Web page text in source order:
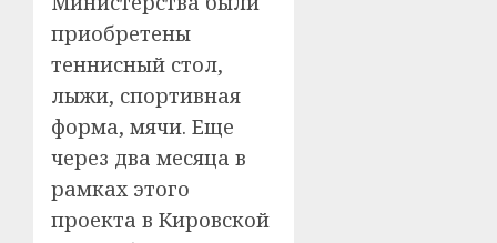
приобретены
теннисный стол,
лыжи, спортивная
форма, мячи. Еще
через два месяца в
рамках этого
проекта в Кировской